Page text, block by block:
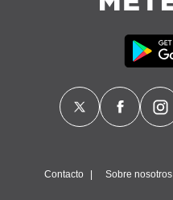
Contacto Sobre nosotros